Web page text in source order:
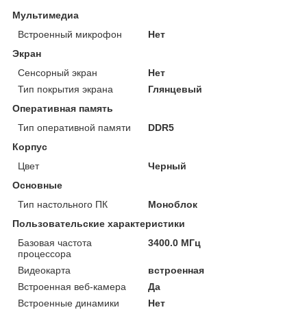
Мультимедиа
Встроенный микрофон
Нет
Экран
Сенсорный экран
Нет
Тип покрытия экрана
Глянцевый
Оперативная память
Тип оперативной памяти
DDR5
Корпус
Цвет
Черный
Основные
Тип настольного ПК
Моноблок
Пользовательские характеристики
Базовая частота
процессора
3400.0 МГц
Видеокарта
встроенная
Встроенная веб-камера
Да
Встроенные динамики
Нет